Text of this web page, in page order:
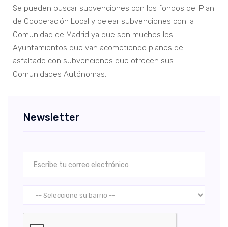
Se pueden buscar subvenciones con los fondos del Plan
de Cooperación Local y pelear subvenciones con la
Comunidad de Madrid ya que son muchos los
Ayuntamientos que van acometiendo planes de
asfaltado con subvenciones que ofrecen sus
Comunidades Autónomas.
Newsletter